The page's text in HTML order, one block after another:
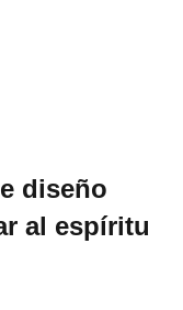
diseño
al espíritu